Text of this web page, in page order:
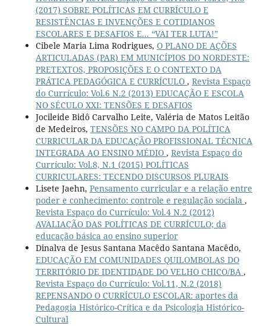
(2017) SOBRE POLÍTICAS EM CURRÍCULO E
RESISTÊNCIAS E INVENÇÕES E COTIDIANOS
ESCOLARES E DESAFIOS E... “VAI TER LUTA!”
Cibele Maria Lima Rodrigues, O PLANO DE AÇÕES
ARTICULADAS (PAR) EM MUNICÍPIOS DO NORDESTE:
PRETEXTOS, PROPOSIÇÕES E O CONTEXTO DA
PRÁTICA PEDAGÓGICA E CURRÍCULO , Revista Espaço
do Currículo: Vol.6 N.2 (2013) EDUCAÇÃO E ESCOLA
NO SÉCULO XXI: TENSÕES E DESAFIOS
Jocileide Bidô Carvalho Leite, Valéria de Matos Leitão
de Medeiros, TENSÕES NO CAMPO DA POLÍTICA
CURRICULAR DA EDUCAÇÃO PROFISSIONAL TÉCNICA
INTEGRADA AO ENSINO MÉDIO , Revista Espaço do
Currículo: Vol.8, N.1 (2015) POLÍTICAS
CURRICULARES: TECENDO DISCURSOS PLURAIS
Lisete Jaehn, Pensamento curricular e a relação entre
poder e conhecimento: controle e regulação sociala ,
Revista Espaço do Currículo: Vol.4 N.2 (2012)
AVALIAÇÃO DAS POLÍTICAS DE CURRÍCULO; da
educação básica ao ensino superior
Dinalva de Jesus Santana Macêdo Santana Macêdo,
EDUCAÇÃO EM COMUNIDADES QUILOMBOLAS DO
TERRITÓRIO DE IDENTIDADE DO VELHO CHICO/BA ,
Revista Espaço do Currículo: Vol.11, N.2 (2018)
REPENSANDO O CURRÍCULO ESCOLAR: aportes da
Pedagogia Histórico-Crítica e da Psicologia Histórico-
Cultural